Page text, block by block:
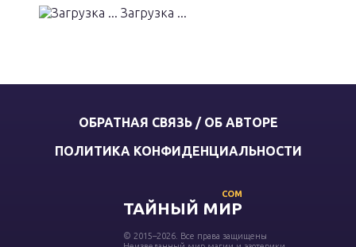
Загрузка ...
ОБРАТНАЯ СВЯЗЬ / ОБ АВТОРЕ
ПОЛИТИКА КОНФИДЕНЦИАЛЬНОСТИ
ТАЙНЫЙ МИР
COM
© 2015–2026. Все права защищены